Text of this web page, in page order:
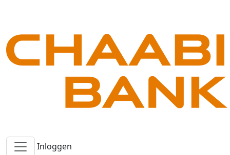
Inloggen